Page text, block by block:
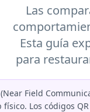
Las
Esta guía
para
(Near Field
físico. Los códigos